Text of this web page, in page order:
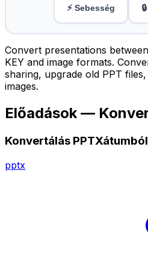
⚡ Sebesség
Convert presentations
KEY and image formats.
sharing, upgrade old PPT
images.
Előadások —
Konvertálás PPTXátumból
pptx